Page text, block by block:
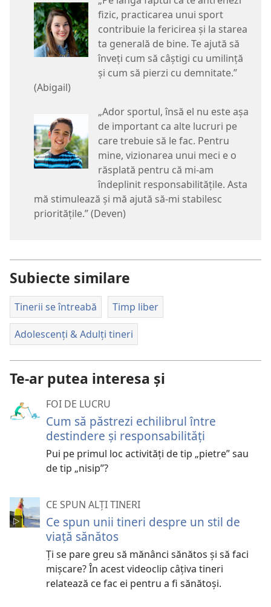
fizic, practicarea unui sport
contribuie la fericirea și la starea
ta generală de bine. Te ajută să
înveți cum să câștigi cu umilință
și cum să pierzi cu demnitate.”
(Abigail)
„Ador sportul, însă el nu este așa
de important ca alte lucruri pe
care trebuie să le fac. Pentru
mine, vizionarea unui meci e o
răsplată pentru că mi-am
îndeplinit responsabilitățile. Asta
mă stimulează și mă ajută să-mi stabilesc
prioritățile.” (Deven)
Subiecte similare
Tinerii se întreabă Timp liber
Adolescenți & Adulți tineri
Te-ar putea interesa și
FOI DE LUCRU
Cum să păstrezi echilibrul între
destindere și responsabilități
Pui pe primul loc activități de tip „pietre” sau
de tip „nisip”?
CE SPUN ALȚI TINERI
Ce spun unii tineri despre un stil de
viață sănătos
Ți se pare greu să mănânci sănătos și să faci
mișcare? În acest videoclip câțiva tineri
relatează ce fac ei pentru a fi sănătoși.